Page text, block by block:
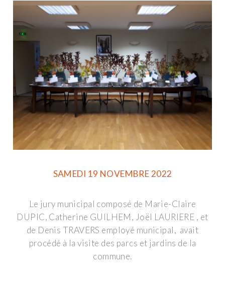
SAMEDI 19 NOVEMBRE 2022
Le jury municipal composé de Marie-Claire
DUPIC, Catherine GUILHEM, Joël LAURIERE , et
de Denis TRAVERS employé municipal, avait
procédé à la visite des parcs et jardins de la
commune.